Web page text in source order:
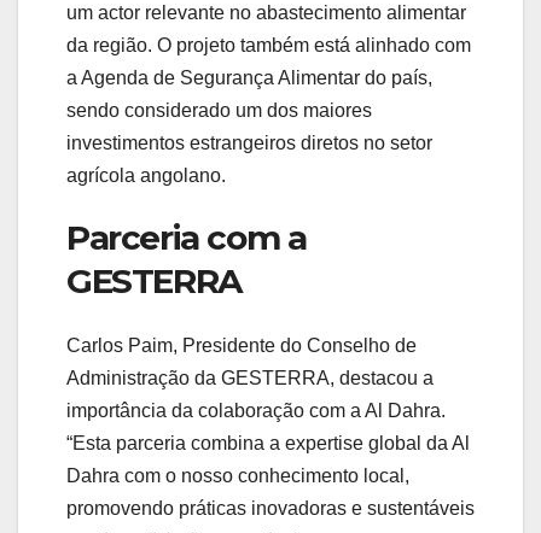
um actor relevante no abastecimento alimentar
da região. O projeto também está alinhado com
a Agenda de Segurança Alimentar do país,
sendo considerado um dos maiores
investimentos estrangeiros diretos no setor
agrícola angolano.
Parceria com a
GESTERRA
Carlos Paim, Presidente do Conselho de
Administração da GESTERRA, destacou a
importância da colaboração com a Al Dahra.
“Esta parceria combina a expertise global da Al
Dahra com o nosso conhecimento local,
promovendo práticas inovadoras e sustentáveis